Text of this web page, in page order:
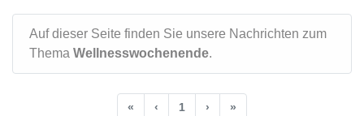
Auf dieser Seite finden Sie unsere Nachrichten zum
Thema Wellnesswochenende.
« ‹ 1 › »